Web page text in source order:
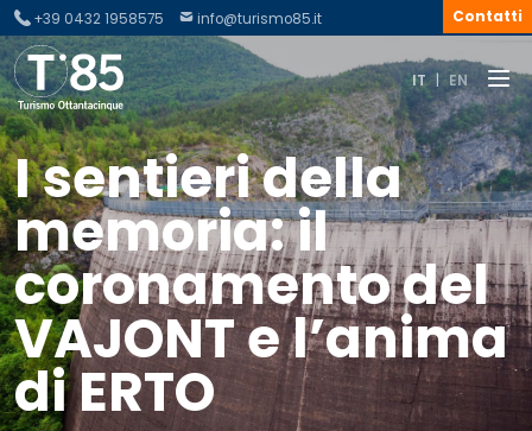
IT | EN
+39 0432 1958575 info@turismo85.it Contatti
I sentieri della
memoria: il
coronamento del
VAJONT e l’anima
di ERTO